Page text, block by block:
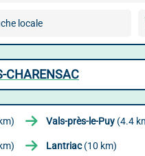
locale
CHARENSAC
Vals-près-le-Puy (4.4
Lantriac(10 km)